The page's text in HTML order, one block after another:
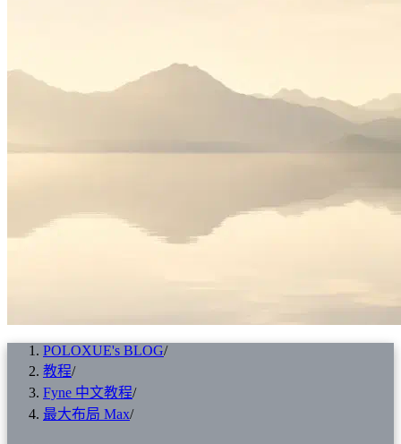
POLOXUE's BLOG/
教程/
Fyne 中文教程/
最大布局 Max/